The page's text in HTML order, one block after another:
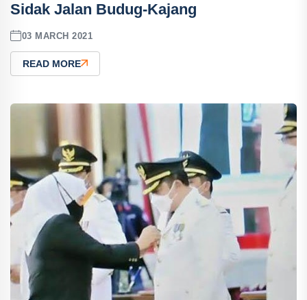
Sidak Jalan Budug-Kajang
03 MARCH 2021
READ MORE